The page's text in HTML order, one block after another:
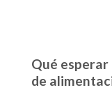
Qué
de